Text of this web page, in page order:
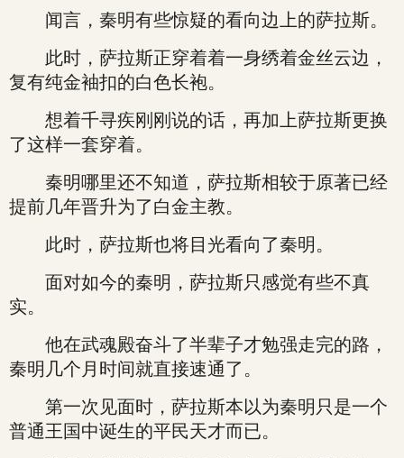
闻言，秦明有些惊疑的看向边上的萨拉斯。
此时，萨拉斯正穿着着一身绣着金丝云边，
复有纯金袖扣的白色长袍。
想着千寻疾刚刚说的话，再加上萨拉斯更换
了这样一套穿着。
秦明哪里还不知道，萨拉斯相较于原著已经
提前几年晋升为了白金主教。
此时，萨拉斯也将目光看向了秦明。
面对如今的秦明，萨拉斯只感觉有些不真
实。
他在武魂殿奋斗了半辈子才勉强走完的路，
秦明几个月时间就直接速通了。
第一次见面时，萨拉斯本以为秦明只是一个
普通王国中诞生的平民天才而已。